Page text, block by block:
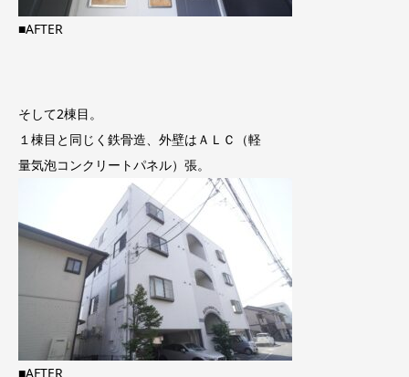
■AFTER
そして2棟目。
１棟目と同じく鉄骨造、外壁はＡＬＣ（軽
量気泡コンクリートパネル）張。
■AFTER